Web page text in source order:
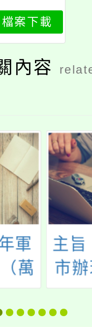
2
檔案下載
內容
主旨
市辦
國孝
施計